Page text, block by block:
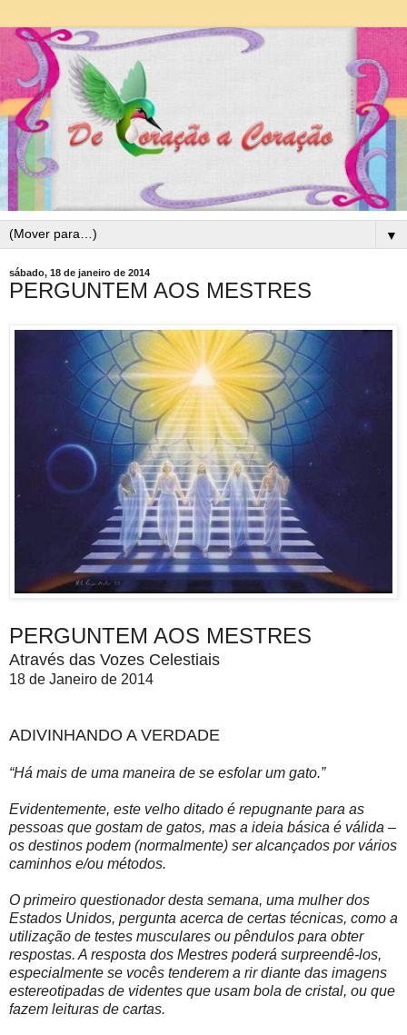
▼
sábado, 18 de janeiro de 2014
PERGUNTEM AOS MESTRES
PERGUNTEM AOS MESTRES
Através das Vozes Celestiais
18 de Janeiro de 2014
ADIVINHANDO A VERDADE
“Há mais de uma maneira de se esfolar um gato.”
Evidentemente, este velho ditado é repugnante para as
pessoas que gostam de gatos, mas a ideia básica é válida –
os destinos podem (normalmente) ser alcançados por vários
caminhos e/ou métodos.
O primeiro questionador desta semana, uma mulher dos
Estados Unidos, pergunta acerca de certas técnicas, como a
utilização de testes musculares ou pêndulos para obter
respostas. A resposta dos Mestres poderá surpreendê-los,
especialmente se vocês tenderem a rir diante das imagens
estereotipadas de videntes que usam bola de cristal, ou que
fazem leituras de cartas.